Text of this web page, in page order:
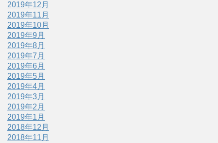
2019年12月
2019年11月
2019年10月
2019年9月
2019年8月
2019年7月
2019年6月
2019年5月
2019年4月
2019年3月
2019年2月
2019年1月
2018年12月
2018年11月